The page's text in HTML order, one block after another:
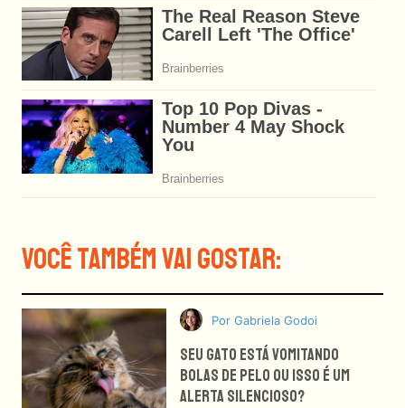
Você Também Vai Gostar:
Seu Gato Está Vomitando
Bolas De Pelo Ou Isso É Um
Alerta Silencioso?
Por Gabriela Godoi